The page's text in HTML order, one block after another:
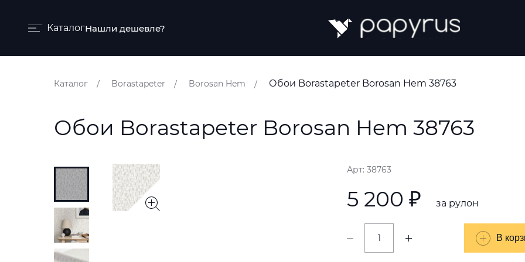
КаталогНашли дешевле?
Краски
Пледы
Ткани
Каталог Borastapeter Borosan Hem Обои Borastapeter Borosan Hem 38763
Обои Borastapeter Borosan Hem 38763
Арт: 38763
5 200 ₽ за рулон
В
В